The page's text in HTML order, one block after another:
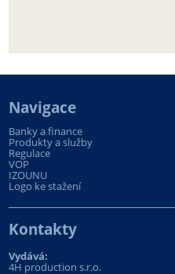
Navigace
Banky a finance
Produkty a služby
Regulace
VOP
IZOUNU
Logo ke stažení
Kontakty
Vydává:
4H production s.r.o.